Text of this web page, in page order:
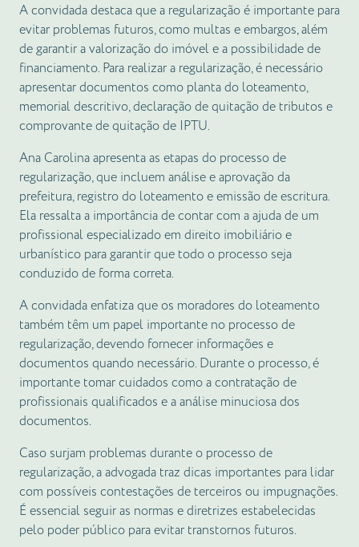
A convidada destaca que a regularização é importante para
evitar problemas futuros, como multas e embargos, além
de garantir a valorização do imóvel e a possibilidade de
financiamento. Para realizar a regularização, é necessário
apresentar documentos como planta do loteamento,
memorial descritivo, declaração de quitação de tributos e
comprovante de quitação de IPTU.
Ana Carolina apresenta as etapas do processo de
regularização, que incluem análise e aprovação da
prefeitura, registro do loteamento e emissão de escritura.
Ela ressalta a importância de contar com a ajuda de um
profissional especializado em direito imobiliário e
urbanístico para garantir que todo o processo seja
conduzido de forma correta.
A convidada enfatiza que os moradores do loteamento
também têm um papel importante no processo de
regularização, devendo fornecer informações e
documentos quando necessário. Durante o processo, é
importante tomar cuidados como a contratação de
profissionais qualificados e a análise minuciosa dos
documentos.
Caso surjam problemas durante o processo de
regularização, a advogada traz dicas importantes para lidar
com possíveis contestações de terceiros ou impugnações.
É essencial seguir as normas e diretrizes estabelecidas
pelo poder público para evitar transtornos futuros.